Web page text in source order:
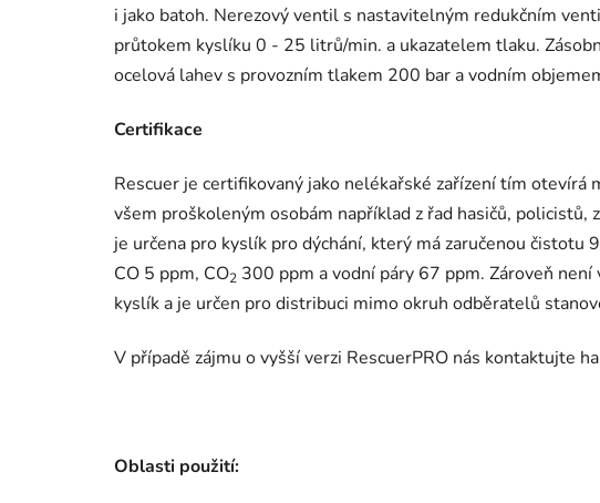
i jako batoh. Nerezový ventil s nastavitelným redukčním
průtokem kyslíku 0 - 25 litrů/min. a ukazatelem tlaku.
ocelová lahev s provozním tlakem 200 bar a vodním
Certifikace
Rescuer je certifikovaný jako nelékařské zařízení tím otevírá
všem proškoleným osobám například z řad hasičů, policistů,
je určena pro kyslík pro dýchání, který má zaručenou čistotu
CO 5 ppm, CO2 300 ppm a vodní páry 67 ppm. Zároveň
kyslík a je určen pro distribuci mimo okruh odběratelů
V případě zájmu o vyšší verzi RescuerPRO nás kontaktujte
Oblasti použití: